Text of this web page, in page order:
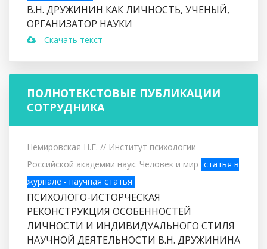
В.Н. ДРУЖИНИН КАК ЛИЧНОСТЬ, УЧЕНЫЙ,
ОРГАНИЗАТОР НАУКИ
Скачать текст
ПОЛНОТЕКСТОВЫЕ ПУБЛИКАЦИИ
СОТРУДНИКА
Немировская Н.Г. // Институт психологии
Российской академии наук. Человек и мир статья в
журнале - научная статья
ПСИХОЛОГО-ИСТОРЧЕСКАЯ
РЕКОНСТРУКЦИЯ ОСОБЕННОСТЕЙ
ЛИЧНОСТИ И ИНДИВИДУАЛЬНОГО СТИЛЯ
НАУЧНОЙ ДЕЯТЕЛЬНОСТИ В.Н. ДРУЖИНИНА